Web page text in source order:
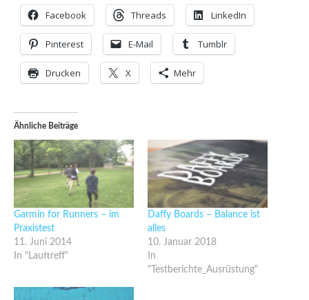
Facebook Threads LinkedIn
Pinterest E-Mail Tumblr
Drucken X Mehr
Ähnliche Beiträge
Garmin for Runners – im
Praxistest
11. Juni 2014
In "Lauftreff"
Daffy Boards – Balance ist
alles
10. Januar 2018
In
"Testberichte_Ausrüstung"